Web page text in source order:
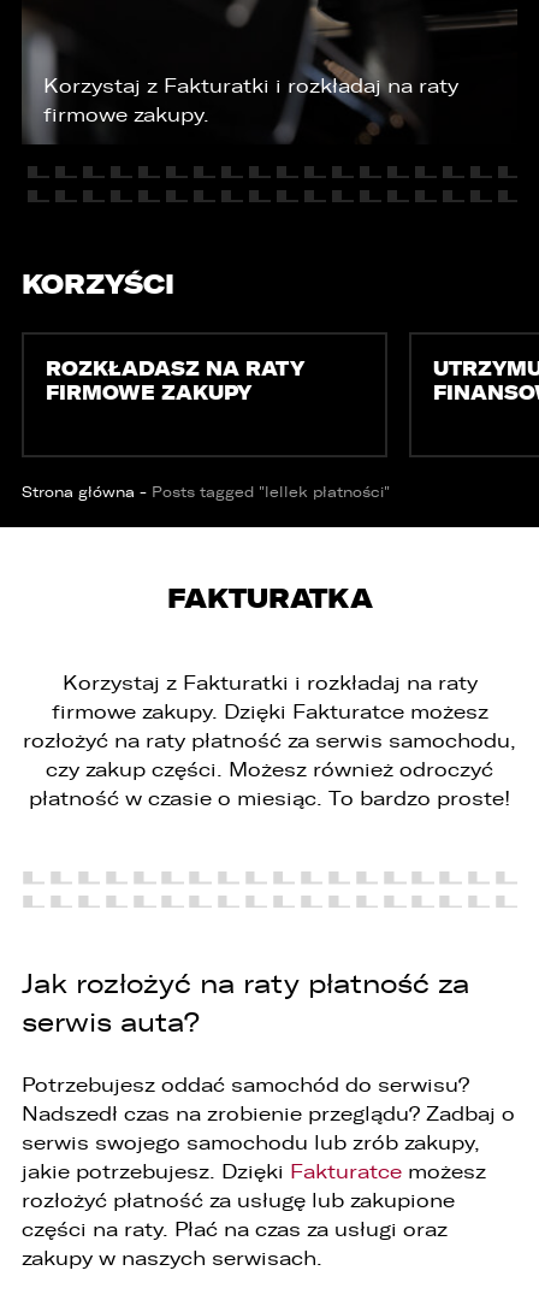
KONTAKT
Korzystaj z Fakturatki i rozkładaj na raty
firmowe zakupy.
KORZYŚCI
ROZKŁADASZ NA RATY
FIRMOWE ZAKUPY
Strona główna - Posts tagged "lellek płatności"
FAKTURATKA
Korzystaj z Fakturatki i rozkładaj na raty
firmowe zakupy. Dzięki Fakturatce możesz
rozłożyć na raty płatność za serwis samochodu,
czy zakup części. Możesz również odroczyć
płatność w czasie o miesiąc. To bardzo proste!
Jak rozłożyć na raty płatność za
serwis auta?
Potrzebujesz oddać samochód do serwisu?
Nadszedł czas na zrobienie przeglądu? Zadbaj o
serwis swojego samochodu lub zrób zakupy,
jakie potrzebujesz. Dzięki Fakturatce możesz
rozłożyć płatność za usługę lub zakupione
części na raty. Płać na czas za usługi oraz
zakupy w naszych serwisach.
PORÓWNYWARKA JEST PEŁNA!
W porównywarce mogą znajdować się
jednocześnie trzy samochody.
Wybierz samochód, który mamy zastąpić
Audi Q7 45 TDI quattro.
ZASTĄP
ZASTĄP
UDOSTĘPNIANIE
Wybierz gdzie chcesz udostępnić ofertę.
FACEBOOK
WHATSAPP
SKOPIUJ LINK